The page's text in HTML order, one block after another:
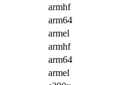
armhf
arm64
armel
armhf
arm64
armel